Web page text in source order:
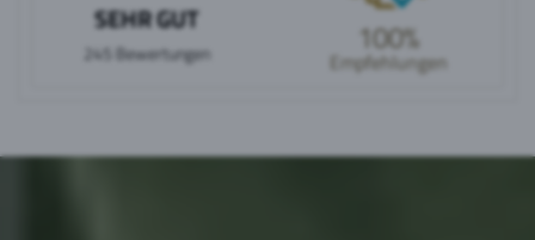
SEHR GUT
245 Bewertungen 100%
Empfehlungen